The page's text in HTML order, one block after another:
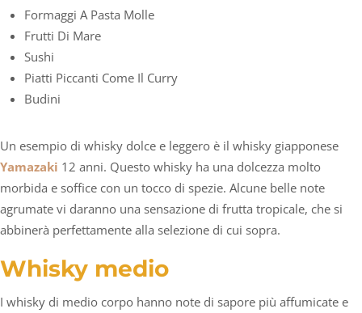
Formaggi A Pasta Molle
Frutti Di Mare
Sushi
Piatti Piccanti Come Il Curry
Budini
Un esempio di whisky dolce e leggero è il whisky giapponese
Yamazaki 12 anni. Questo whisky ha una dolcezza molto
morbida e soffice con un tocco di spezie. Alcune belle note
agrumate vi daranno una sensazione di frutta tropicale, che si
abbinerà perfettamente alla selezione di cui sopra.
Whisky medio
I whisky di medio corpo hanno note di sapore più affumicate e